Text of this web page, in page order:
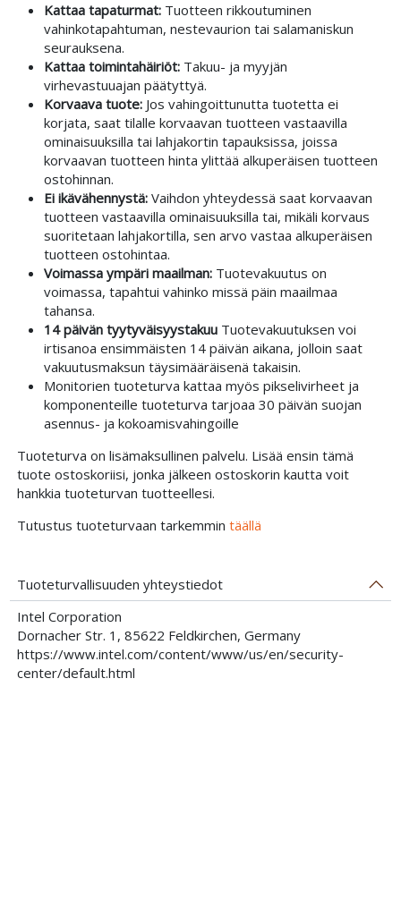
Kattaa tapaturmat:Tuotteen rikkoutuminen
vahinkotapahtuman, nestevaurion tai salamaniskun
seurauksena.
Kattaa toimintahäiriöt:Takuu- ja myyjän
virhevastuuajan päätyttyä.
Korvaava tuote:Jos vahingoittunutta tuotetta ei
korjata, saat tilalle korvaavan tuotteen vastaavilla
ominaisuuksilla tai lahjakortin tapauksissa, joissa
korvaavan tuotteen hinta ylittää alkuperäisen tuotteen
ostohinnan.
Ei ikävähennystä:Vaihdon yhteydessä saat korvaavan
tuotteen vastaavilla ominaisuuksilla tai, mikäli korvaus
suoritetaan lahjakortilla, sen arvo vastaa alkuperäisen
tuotteen ostohintaa.
Voimassa ympäri maailman:Tuotevakuutus on
voimassa, tapahtui vahinko missä päin maailmaa
tahansa.
14 päivän tyytyväisyystakuuTuotevakuutuksen voi
irtisanoa ensimmäisten 14 päivän aikana, jolloin saat
vakuutusmaksun täysimääräisenä takaisin.
Monitorien tuoteturva kattaa myös pikselivirheet ja
komponenteille tuoteturva tarjoaa 30 päivän suojan
asennus- ja kokoamisvahingoille
Tuoteturva on lisämaksullinen palvelu. Lisää ensin tämä
tuote ostoskoriisi, jonka jälkeen ostoskorin kautta voit
hankkia tuoteturvan tuotteellesi.
Tutustus tuoteturvaan tarkemmin täällä
Tuoteturvallisuuden yhteystiedot
Intel Corporation
Dornacher Str. 1, 85622 Feldkirchen, Germany
https://www.intel.com/content/www/us/en/security-
center/default.html